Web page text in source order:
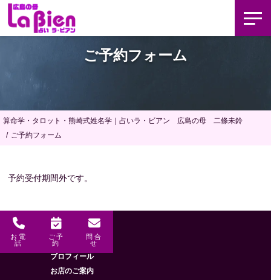
ご予約フォーム
算命学・タロット・熊崎式姓名学｜占いラ・ビアン 広島の母 二條未鈴
ご予約フォーム
予約受付期間外です。
お電
話
ご予
約
問合
せ
メニュー
HOME
プロフィール
お店のご案内